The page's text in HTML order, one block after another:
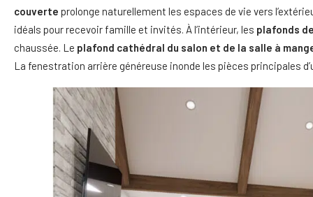
couverte prolonge naturellement les espaces de vie vers
idéals pour recevoir famille et invités. À l’intérieur, les plafonds
chaussée. Le plafond cathédral du salon et de la salle à
La fenestration arrière généreuse inonde les pièces principales